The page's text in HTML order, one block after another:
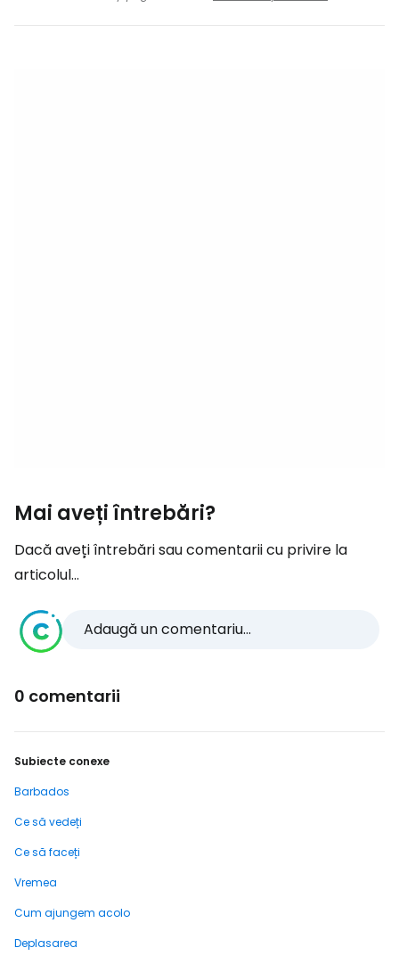
Mai aveți întrebări?
Dacă aveți întrebări sau comentarii cu privire la
articolul...
Adaugă un comentariu...
0 comentarii
Subiecte conexe
Barbados
Ce să vedeți
Ce să faceți
Vremea
Cum ajungem acolo
Deplasarea